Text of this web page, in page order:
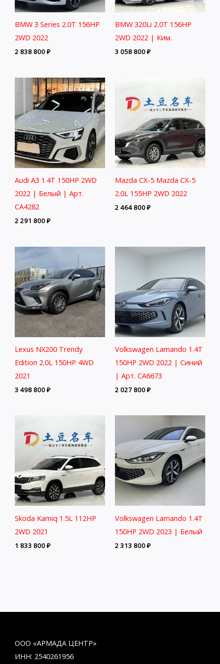
BMW 3 Series 2.0T 156HP
2WD 2022
2 838 800₽
BMW 320Li 2.0T 156HP
2WD 2022 | Ким.
3 058 800₽
Audi A3 1.4T 150HP 2WD
2022 | Белый | Арт.
CA4282
2 291 800₽
Mazda CX-5 Mazda CX-5
2.0L 155HP 2WD 2022
2 464 800₽
Lexus NX200 Trendy
Edition 2.0L 150HP 4WD
2021
3 498 800₽
Volkswagen Lamando 1.4T
150HP 2WD 2022 | Синий
| Арт. CA6673
2 027 800₽
Skoda Kamiq 1.5L 112HP
2WD 2021
1 833 800₽
Volkswagen Lamando 1.4T
150HP 2WD 2023 | Белый
2 313 800₽
ООО «АРМАДА ЦЕНТР»
ИНН: 2540261956